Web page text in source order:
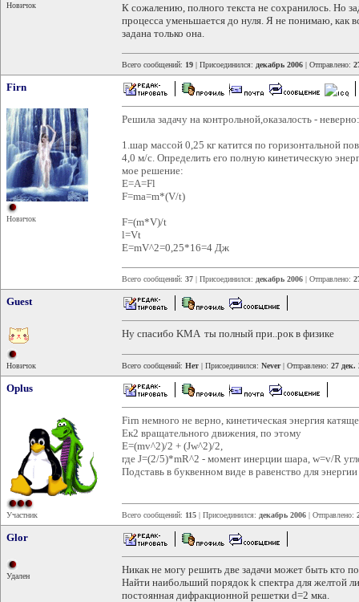
Новичок
К сожалению, полного текста не сохранилось. Но
процесса уменьшается до нуля. Я не понимаю, как
задана только она.
Всего сообщений: 19 | Присоединился: декабрь 2006 | Отправлено:
Firn
Новичок
Решила задачу на контрольной,оказалость - неверно:
1.шар массой 0,25 кг катится по горизонтальной
4,0 м/с. Определить его полную кинетическую
мое решение:
Е=А=Fl
F=ma=m*(V/t)
F=(m*V)/t
l=Vt
E=mV^2=0,25*16=4 Дж
Всего сообщений: 37 | Присоединился: декабрь 2006 | Отправлено:
Guest
Новичок
Ну спасибо KMA ты полный при..рок в физике
Всего сообщений: Нет | Присоединился: Never| Отправлено: 27 дек.
Oplus
Участник
Firn немного не верно, кинетическая энергия
Ек2 вращательного движения, по этому
Е=(mv^2)/2 + (Jw^2)/2,
где J=(2/5)*mR^2 - момент инерции шара, w=v/R
Подставь в буквенном виде в равенство для
Всего сообщений: 115 | Присоединился: декабрь 2006 | Отправлено:
Glor
Удален
Никак не могу решить две задачи может быть кто
Найти наибольший порядок k спектра для желтой
постоянная дифракционной решетки d=2 мка.